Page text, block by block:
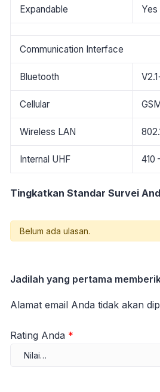
Expandable Yes
Communication Interface
Bluetooth
Cellular
Wireless LAN
Internal UHF 410
Tingkatkan Standar Survei
Belum ada ulasan.
Jadilah yang pertama
Alamat email Anda tidak akan
Rating Anda *